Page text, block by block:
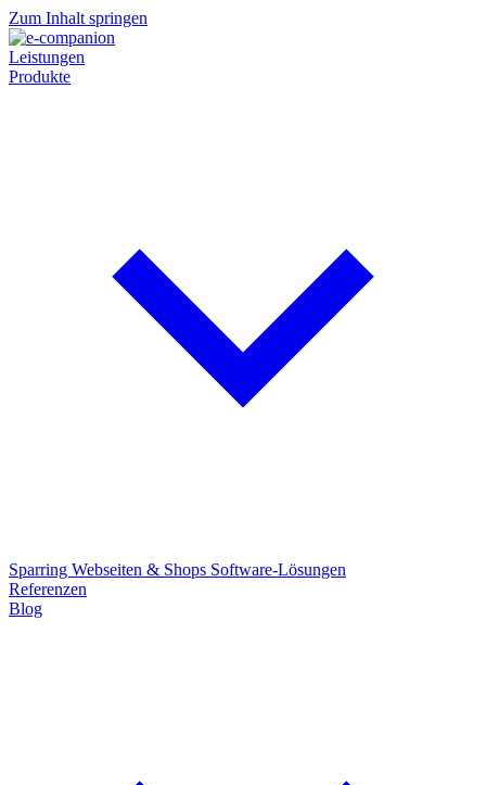
Zum Inhalt springen
Leistungen
Produkte
Sparring Webseiten & Shops Software-Lösungen
Referenzen
Blog